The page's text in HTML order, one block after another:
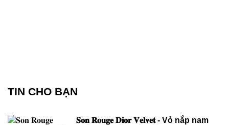
TIN CHO BẠN
𝐒𝐨𝐧 𝐑𝐨𝐮𝐠𝐞 𝐃𝐢𝐨𝐫 𝐕𝐞𝐥𝐯𝐞𝐭 - Vỏ nắp nam